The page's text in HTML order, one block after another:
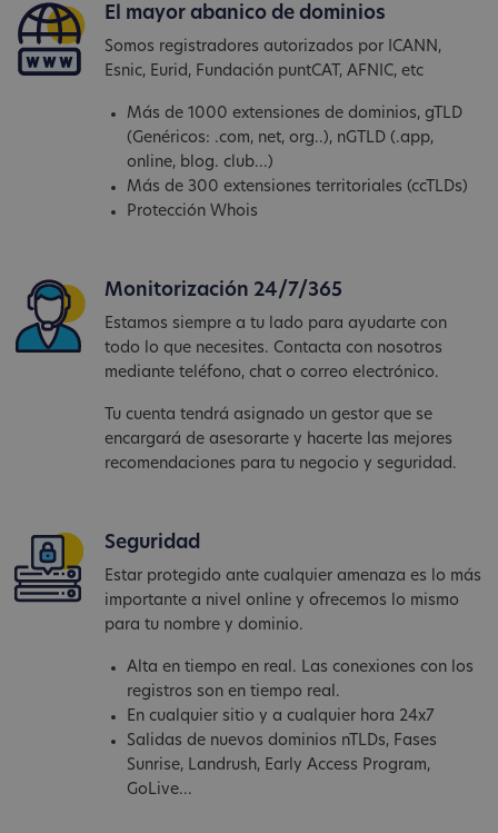
El mayor abanico de dominios
Somos registradores autorizados por ICANN,
Esnic, Eurid, Fundación puntCAT, AFNIC, etc
Más de 1000 extensiones de dominios, gTLD
(Genéricos: .com, net, org..), nGTLD (.app,
online, blog. club...)
Más de 300 extensiones territoriales (ccTLDs)
Protección Whois
Monitorización 24/7/365
Estamos siempre a tu lado para ayudarte con
todo lo que necesites. Contacta con nosotros
mediante teléfono, chat o correo electrónico.
Tu cuenta tendrá asignado un gestor que se
encargará de asesorarte y hacerte las mejores
recomendaciones para tu negocio y seguridad.
Seguridad
Estar protegido ante cualquier amenaza es lo más
importante a nivel online y ofrecemos lo mismo
para tu nombre y dominio.
Alta en tiempo en real. Las conexiones con los
registros son en tiempo real.
En cualquier sitio y a cualquier hora 24x7
Salidas de nuevos dominios nTLDs, Fases
Sunrise, Landrush, Early Access Program,
GoLive...